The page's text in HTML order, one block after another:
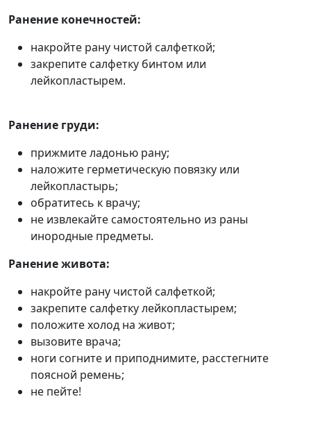
Ранение конечностей:
накройте рану чистой салфеткой;
закрепите салфетку бинтом или
лейкопластырем.
Ранение груди:
прижмите ладонью рану;
наложите герметическую повязку или
лейкопластырь;
обратитесь к врачу;
не извлекайте самостоятельно из раны
инородные предметы.
Ранение живота:
накройте рану чистой салфеткой;
закрепите салфетку лейкопластырем;
положите холод на живот;
вызовите врача;
ноги согните и приподнимите, расстегните
поясной ремень;
не пейте!